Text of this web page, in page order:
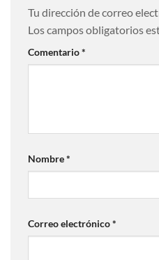
Tu dirección de correo
Los campos obligatorios
Comentario*
Nombre*
Correo electrónico*